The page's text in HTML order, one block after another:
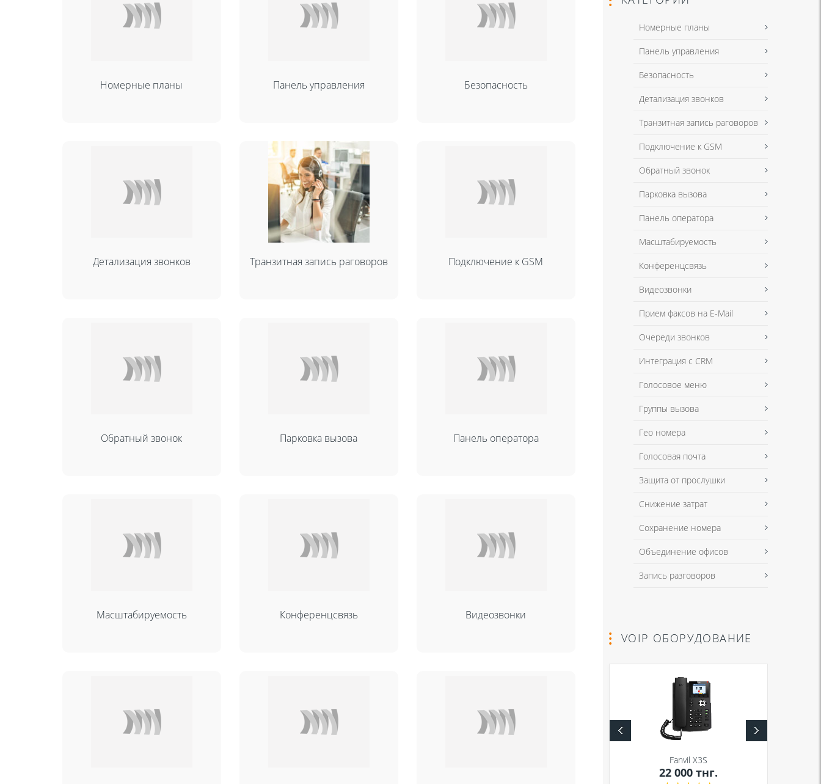
Номерные планы Панель управления Безопасность
Детализация звонков Транзитная запись раговоров Подключение к GSM
Обратный звонок Парковка вызова Панель оператора
Масштабируемость Конференцсвязь Видеозвонки
Номерные планы
Панель управления
Безопасность
Детализация звонков
Транзитная запись раговоров
Подключение к GSM
Обратный звонок
Парковка вызова
Панель оператора
Масштабируемость
Конференцсвязь
Видеозвонки
Прием факсов на E-Mail
Очереди звонков
Интеграция с CRM
Голосовое меню
Группы вызова
Гео номера
Голосовая почта
Защита от прослушки
Снижение затрат
Сохранение номера
Объединение офисов
Запись разговоров
VOIP ОБОРУДОВАНИЕ
Fanvil X3S
22 000 тнг.